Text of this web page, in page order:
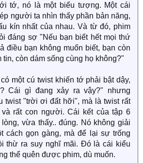
tớ, nó là một biểu tượng. Một cái
người ta nhìn thấy phần bản năng,
kín nhất của nhau. Và từ đó, phim
đáng sợ "Nếu bạn biết hết mọi thứ
điều bạn không muốn biết, bạn còn
tin, còn dám sống cùng họ không?"
một cú twist khiến tớ phải bật dậy,
Cái gì đang xảy ra vậy?" nhưng
twist "trời ơi đất hỡi", mà là twist rất
và rất con người. Cái kết của tập 6
vừa thấy.. đúng. Nó không giải
cách gọn gàng, mà để lại sự trống
thừ ra suy nghĩ mãi. Đó là cái kiểu
thể quên được phim, dù muốn.